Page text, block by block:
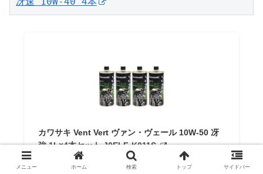
カワサキ Vent Vert ヴァン・ヴェール 10W-50 冴
強 1L×4本セット J0ELF-K011S
メニュー ホーム 検索 トップ サイドバー